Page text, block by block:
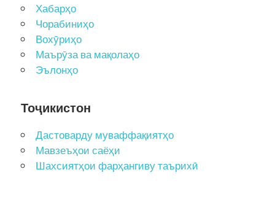
Хабарҳо
Чорабиниҳо
Вохӯриҳо
Маърӯза ва мақолаҳо
Эълонҳо
Тоҷикистон
Дастоварду муваффақиятҳо
Мавзеъҳои саёҳи
Шахсиятҳои фарҳангиву таърихӣ